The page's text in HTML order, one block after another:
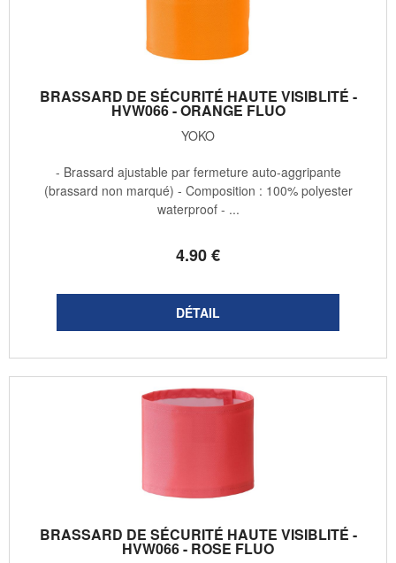
BRASSARD DE SÉCURITÉ HAUTE VISIBLITÉ -
HVW066 - ORANGE FLUO
YOKO
4.90€
- Brassard ajustable par fermeture auto-aggripante
(brassard non marqué) - Composition : 100% polyester
waterproof - ...
BRASSARD DE SÉCURITÉ HAUTE VISIBLITÉ -
HVW066 - ROSE FLUO